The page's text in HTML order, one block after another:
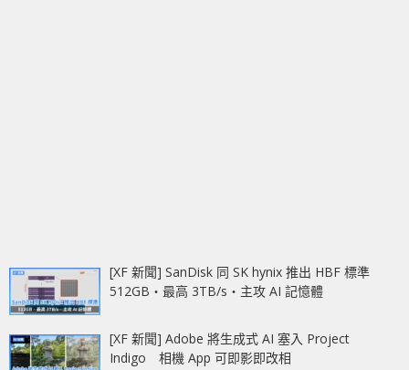
[XF 新聞] SanDisk 同 SK hynix 推出 HBF 標準
512GB‧最高 3TB/s‧主攻 AI 記憶體
[XF 新聞] Adobe 將生成式 AI 塞入 Project
Indigo 相機 App 可即影即改相